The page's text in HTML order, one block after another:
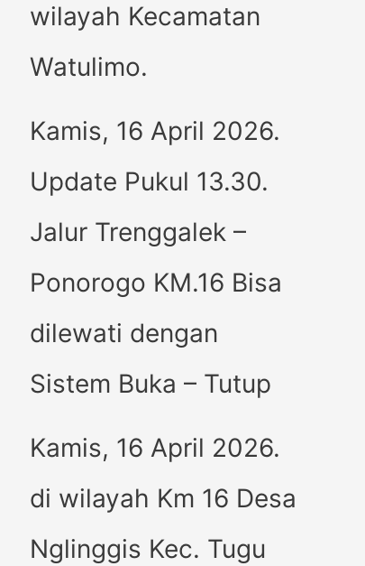
wilayah Kecamatan
Watulimo.
Kamis, 16 April 2026.
Update Pukul 13.30.
Jalur Trenggalek –
Ponorogo KM.16 Bisa
dilewati dengan
Sistem Buka – Tutup
Kamis, 16 April 2026.
di wilayah Km 16 Desa
Nglinggis Kec. Tugu